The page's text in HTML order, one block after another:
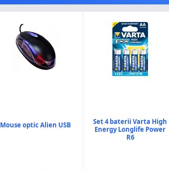
Mouse optic Alien USB
Set 4 baterii Varta High
Energy Longlife Power
R6